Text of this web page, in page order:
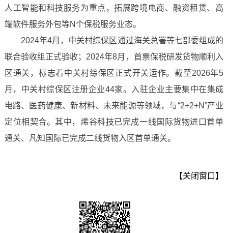
人工智能和科技服务为重点，拓展跨境电商、融资租赁、高
端软件服务外包等N个保税服务业态。
2024年4月，中关村综保区通过海关总署等七部委组成的
联合验收组正式验收；2024年8月，首票保税研发货物顺利入
区通关，标志着中关村综保区正式开关运作。截至2026年5
月，中关村综保区注册企业44家。入驻企业主要集中在集成
电路、医药健康、新材料、未来能源等领域，与“2+2+N”产业
定位相契合。其中，烯谷科技已完成一线国际货物进口首单
通关、凡知国际已完成二线货物入区首单通关。
【关闭窗口】